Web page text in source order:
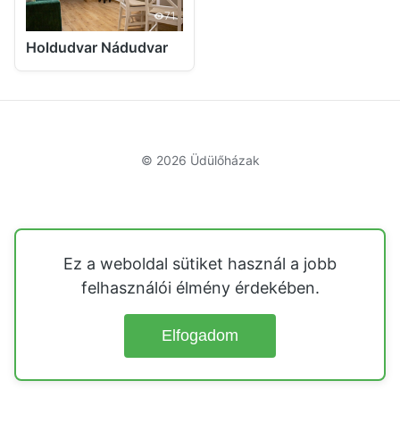
71
Holdudvar Nádudvar
© 2026 Üdülőházak
Ez a weboldal sütiket használ a jobb
felhasználói élmény érdekében.
Elfogadom